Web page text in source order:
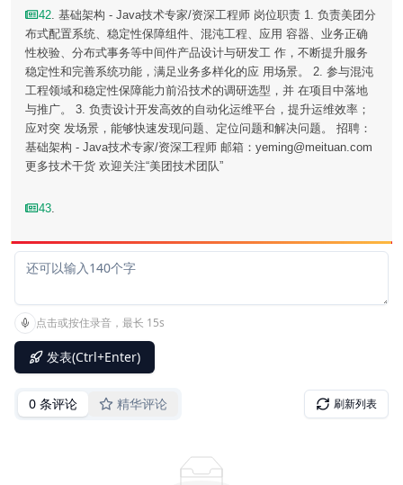
42. 基础架构 - Java技术专家/资深工程师 岗位职责 1. 负责美团分
布式配置系统、稳定性保障组件、混沌工程、应用 容器、业务正确
性校验、分布式事务等中间件产品设计与研发工 作，不断提升服务
稳定性和完善系统功能，满足业务多样化的应 用场景。 2. 参与混沌
工程领域和稳定性保障能力前沿技术的调研选型，并 在项目中落地
与推广。 3. 负责设计开发高效的自动化运维平台，提升运维效率；
应对突 发场景，能够快速发现问题、定位问题和解决问题。 招聘：
基础架构 - Java技术专家/资深工程师 邮箱：yeming@meituan.com
更多技术干货 欢迎关注“美团技术团队”
43.